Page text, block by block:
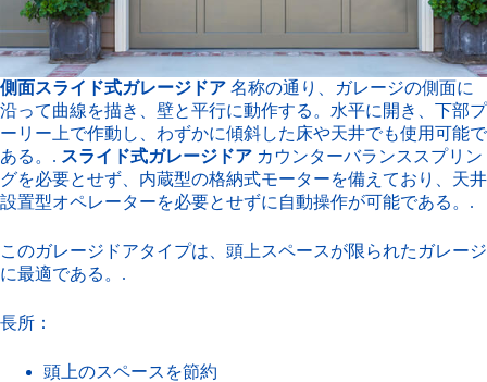
側面スライド式ガレージドア 名称の通り、ガレージの側面に
沿って曲線を描き、壁と平行に動作する。水平に開き、下部プ
ーリー上で作動し、わずかに傾斜した床や天井でも使用可能で
ある。. スライド式ガレージドア カウンターバランススプリン
グを必要とせず、内蔵型の格納式モーターを備えており、天井
設置型オペレーターを必要とせずに自動操作が可能である。.
このガレージドアタイプは、頭上スペースが限られたガレージ
に最適である。.
長所：
頭上のスペースを節約